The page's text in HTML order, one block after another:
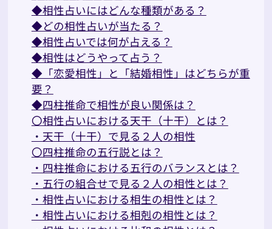
◆相性占いにはどんな種類がある？
◆どの相性占いが当たる？
◆相性占いでは何が占える？
◆相性はどうやって占う？
◆「恋愛相性」と「結婚相性」はどちらが重
要？
◆四柱推命で相性が良い関係は？
〇相性占いにおける天干（十干）とは？
・天干（十干）で見る２人の相性
〇四柱推命の五行説とは？
・四柱推命における五行のバランスとは？
・五行の組合せで見る２人の相性とは？
・相性占いにおける相生の相性とは？
・相性占いにおける相剋の相性とは？